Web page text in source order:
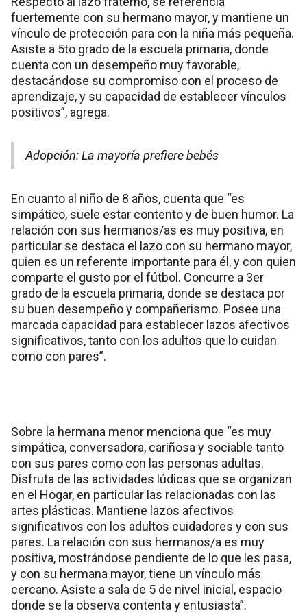
fuertemente con su hermano mayor, y mantiene un
vínculo de protección para con la niña más pequeña.
Asiste a 5to grado de la escuela primaria, donde
cuenta con un desempeño muy favorable,
destacándose su compromiso con el proceso de
aprendizaje, y su capacidad de establecer vínculos
positivos”, agrega.
Adopción: La mayoría prefiere bebés
En cuanto al niño de 8 años, cuenta que “es
simpático, suele estar contento y de buen humor. La
relación con sus hermanos/as es muy positiva, en
particular se destaca el lazo con su hermano mayor,
quien es un referente importante para él, y con quien
comparte el gusto por el fútbol. Concurre a 3er
grado de la escuela primaria, donde se destaca por
su buen desempeño y compañerismo. Posee una
marcada capacidad para establecer lazos afectivos
significativos, tanto con los adultos que lo cuidan
como con pares”.
Sobre la hermana menor menciona que “es muy
simpática, conversadora, cariñosa y sociable tanto
con sus pares como con las personas adultas.
Disfruta de las actividades lúdicas que se organizan
en el Hogar, en particular las relacionadas con las
artes plásticas. Mantiene lazos afectivos
significativos con los adultos cuidadores y con sus
pares. La relación con sus hermanos/a es muy
positiva, mostrándose pendiente de lo que les pasa,
y con su hermana mayor, tiene un vínculo más
cercano. Asiste a sala de 5 de nivel inicial, espacio
donde se la observa contenta y entusiasta”.